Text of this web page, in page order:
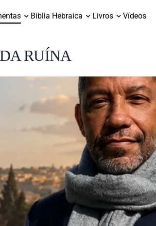
Biblia Hebraica Livros Vídeos
RUÍNA